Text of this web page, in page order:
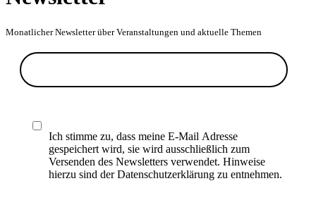
Monatlicher Newsletter über Veranstaltungen und aktuelle Themen
Ich stimme zu, dass meine E-Mail Adresse
gespeichert wird, sie wird ausschließlich zum
Versenden des Newsletters verwendet. Hinweise
hierzu sind der Datenschutzerklärung zu entnehmen.